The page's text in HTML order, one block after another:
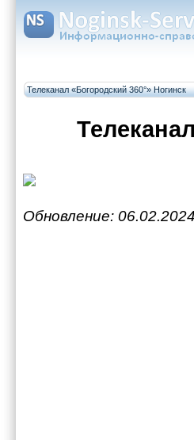
Телеканал «Богородский 360°» Ногинск
Обновление: 06.02.2024